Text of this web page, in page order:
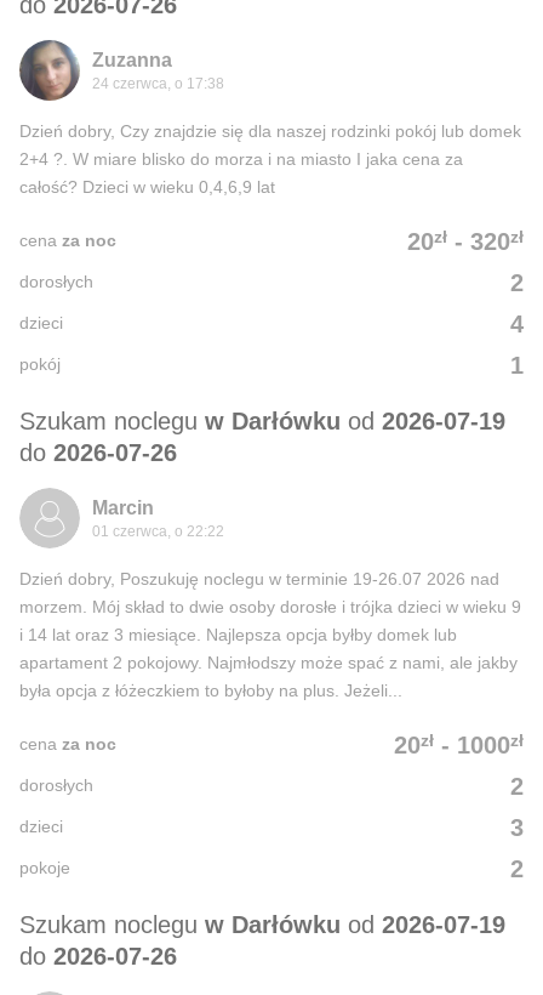
Zuzanna
24 czerwca, o 17:38
Dzień dobry, Czy znajdzie się dla naszej rodzinki pokój lub domek
2+4 ?. W miare blisko do morza i na miasto I jaka cena za
całość? Dzieci w wieku 0,4,6,9 lat
20zł - 320zł
cena za noc
2
dorosłych
4
dzieci
1
pokój
Szukam noclegu w Darłówku od 2026-07-19
do 2026-07-26
Marcin
01 czerwca, o 22:22
Dzień dobry, Poszukuję noclegu w terminie 19-26.07 2026 nad
morzem. Mój skład to dwie osoby dorosłe i trójka dzieci w wieku 9
i 14 lat oraz 3 miesiące. Najlepsza opcja byłby domek lub
apartament 2 pokojowy. Najmłodszy może spać z nami, ale jakby
była opcja z łóżeczkiem to byłoby na plus. Jeżeli...
20zł - 1000zł
cena za noc
2
dorosłych
3
dzieci
2
pokoje
Szukam noclegu w Darłówku od 2026-07-19
do 2026-07-26